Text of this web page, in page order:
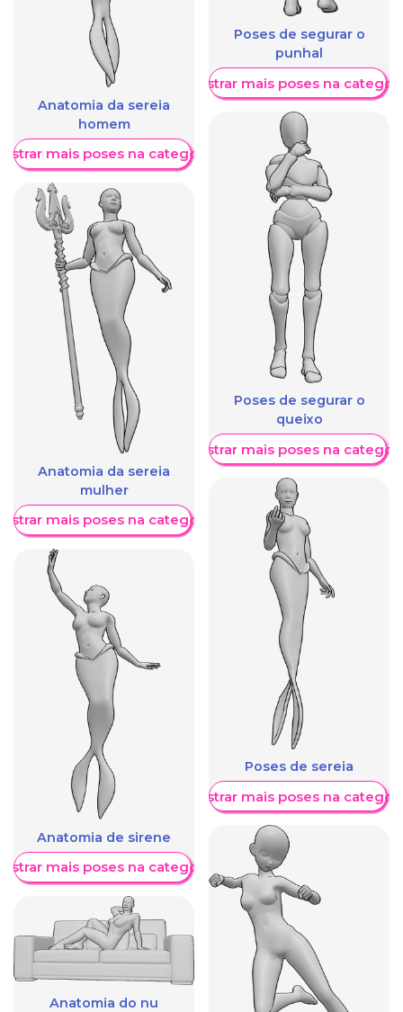
Anatomia da sereia
homem
mais poses na categoria
Anatomia da sereia
mulher
mais poses na categoria
Anatomia de sirene
mais poses na categoria
Anatomia do nu
Poses de segurar o
punhal
Mostrar mais poses na
Poses de segurar o
queixo
Mostrar mais poses na
Poses de sereia
Mostrar mais poses na